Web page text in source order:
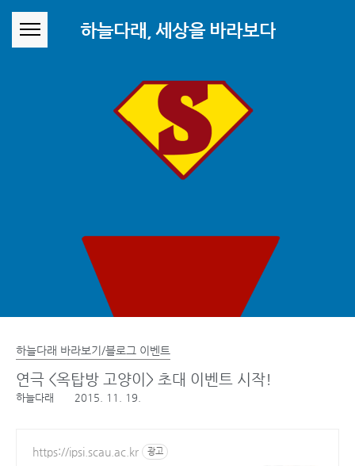
하늘다래, 세상을 바라보다
하늘다래 바라보기/블로그 이벤트
연극 <옥탑방 고양이> 초대 이벤트 시작!
하늘다래 2015. 11. 19.
https://ipsi.scau.ac.kr 광고